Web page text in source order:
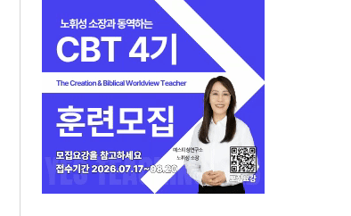
느헤미야 연합기도회, ‘왕의 기